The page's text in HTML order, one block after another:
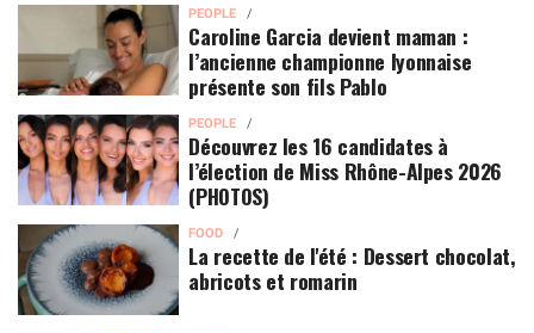
PEOPLE
Caroline Garcia devient maman :
l’ancienne championne lyonnaise
présente son fils Pablo
PEOPLE
Découvrez les 16 candidates à
l’élection de Miss Rhône-Alpes 2026
(PHOTOS)
FOOD
La recette de l'été : Dessert chocolat,
abricots et romarin